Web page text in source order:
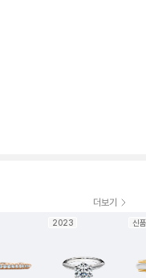
더보기
2023 신